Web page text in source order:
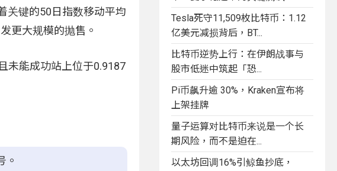
关键的50日指数移动平均
更大规模的抛售。
未能成功站上位于0.9187
。
Tesla死守11,509枚比特币：1.12
亿美元减损背后，BT...
比特币逆势上行：在伊朗战事与
股市低迷中筑起「恐...
Pi币飙升逾 30%，Kraken宣布将
上架挂牌
量子运算对比特币来说是一个长
期风险，而不是迫在...
以太坊回调16%引鲸鱼抄底，